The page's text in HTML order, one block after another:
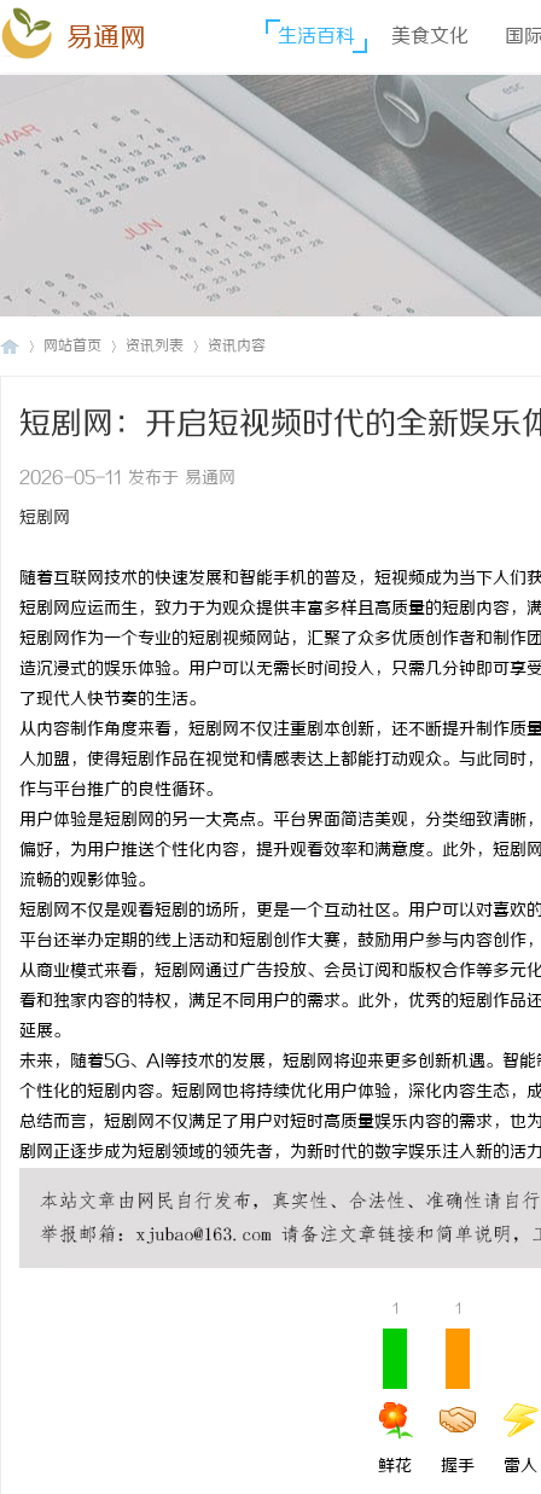
易通网 生活百科 美食文化 国
网站首页 资讯列表 资讯内容
短剧网：开启短视频时代的全新娱乐
2026-05-11 发布于 易通网
短剧网
随着互联网技术的快速发展和智能手机的普及，短视频成为当下人
短剧网应运而生，致力于为观众提供丰富多样且高质量的短剧内容，
短剧网作为一个专业的短剧视频网站，汇聚了众多优质创作者和制
造沉浸式的娱乐体验。用户可以无需长时间投入，只需几分钟即可
了现代人快节奏的生活。
从内容制作角度来看，短剧网不仅注重剧本创新，还不断提升制作
人加盟，使得短剧作品在视觉和情感表达上都能打动观众。与此同
作与平台推广的良性循环。
用户体验是短剧网的另一大亮点。平台界面简洁美观，分类细致清
偏好，为用户推送个性化内容，提升观看效率和满意度。此外，短
流畅的观影体验。
短剧网不仅是观看短剧的场所，更是一个互动社区。用户可以对喜
平台还举办定期的线上活动和短剧创作大赛，鼓励用户参与内容创作
从商业模式来看，短剧网通过广告投放、会员订阅和版权合作等多
看和独家内容的特权，满足不同用户的需求。此外，优秀的短剧作
延展。
未来，随着5G、AI等技术的发展，短剧网将迎来更多创新机遇。智
个性化的短剧内容。短剧网也将持续优化用户体验，深化内容生态，
总结而言，短剧网不仅满足了用户对短时高质量娱乐内容的需求，
剧网正逐步成为短剧领域的领先者，为新时代的数字娱乐注入新的活
1
鲜花
1
握手 雷人
揭秘！专业充电桩项目
哪些行业秘诀？